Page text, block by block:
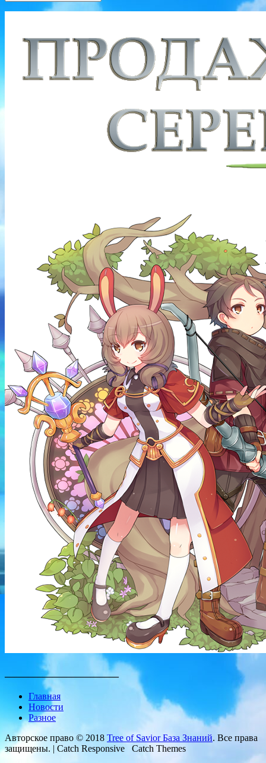
________________________
Главная
Новости
Разное
Авторское право © 2018 Tree of Savior База Знаний. Все права
защищены. | Catch Responsive Catch Themes